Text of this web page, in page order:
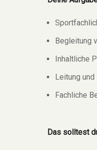
Begleitung
Inhaltliche
Leitung
Fachliche
Das solltest